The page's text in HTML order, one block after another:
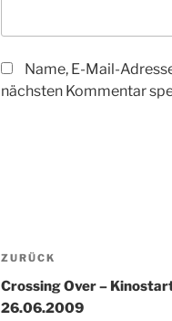
Name, E-Mail-
nächsten Kommentar
Vorheriger
Beitrag
ZURÜCK
Crossing Over –
26.06.2009